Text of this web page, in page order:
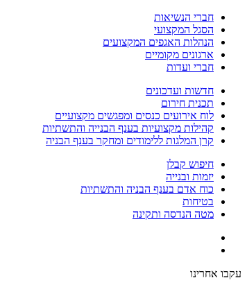
חברי הנשיאות
הסגל המקצועי
הנהלות האגפים המקצועים
ארגונים מקומיים
חברי ועדות
חדשות ועדכונים
תכנית חירום
לוח אירועים כנסים ומפגשים מקצועיים
קהילות מקצועיות בענף הבנייה והתשתיות
קרן המלגות ללימודים ומחקר בענף הבניה
חיפוש קבלן
יזמות ובנייה
כוח אדם בענף הבניה והתשתיות
בטיחות
מטה הנדסה ותקינה
עקבו אחרינו